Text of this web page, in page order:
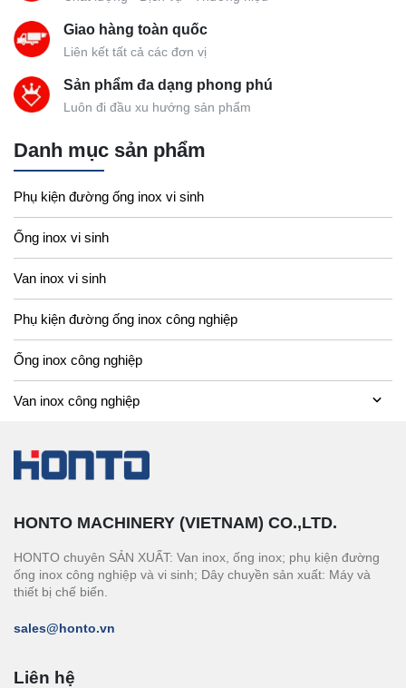
Giao hàng toàn quốc
Liên kết tất cả các đơn vị
Sản phẩm đa dạng phong phú
Luôn đi đầu xu hướng sản phẩm
Danh mục sản phẩm
Phụ kiện đường ống inox vi sinh
Ống inox vi sinh
Van inox vi sinh
Phụ kiện đường ống inox công nghiệp
Ống inox công nghiệp
Van inox công nghiệp
HONTO MACHINERY (VIETNAM) CO.,LTD.
HONTO chuyên SẢN XUẤT: Van inox, ống inox; phụ kiện đường
ống inox công nghiệp và vi sinh; Dây chuyền sản xuất: Máy và
thiết bị chế biến.
sales@honto.vn
Liên hệ